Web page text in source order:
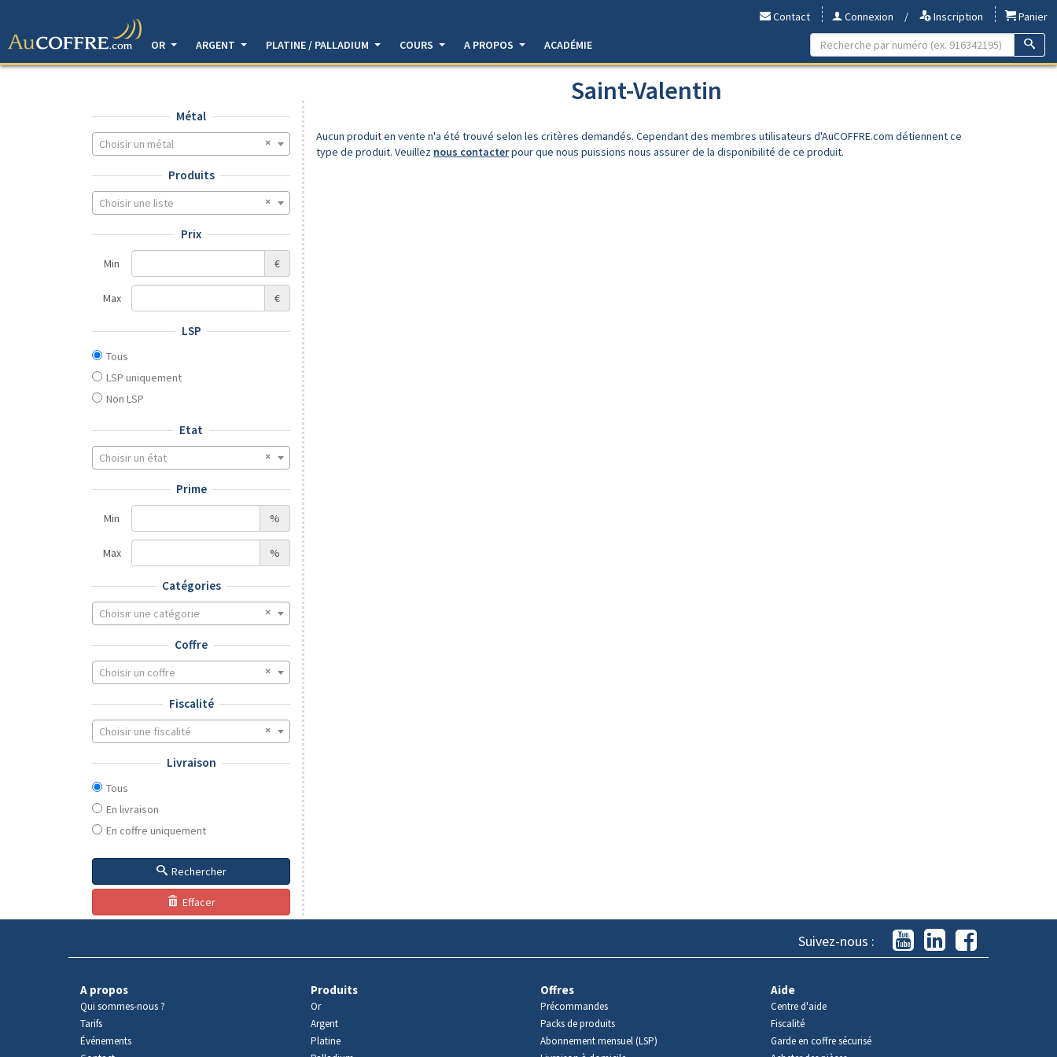
Contact Connexion / Inscription
Panier
OR
ARGENT PLATINE / PALLADIUM COURS A PROPOS ACADÉMIE
Métal
Choisir un métal
Produits
Choisir une liste
Prix
Min €
Max €
LSP
Tous
LSP uniquement
Non LSP
Etat
Choisir un état
Prime
Min %
Max %
Catégories
Choisir une catégorie
Coffre
Choisir un coffre
Fiscalité
Choisir une fiscalité
Livraison
Tous
En livraison
En coffre uniquement
Rechercher
Effacer
Saint-Valentin
Aucun produit en vente n'a été trouvé selon les critères demandés. Cependant des membres utilisateurs d'AuCOFFRE.com détiennent ce
type de produit. Veuillez nous contacterpour que nous puissions nous assurer de la disponibilité de ce produit.
Suivez-nous :
A propos
Qui sommes-nous ?
Tarifs
Événements
Produits
Or
Argent
Platine
Offres
Précommandes
Packs de produits
Abonnement mensuel (LSP)
Aide
Centre d'aide
Fiscalité
Garde en coffre sécurisé